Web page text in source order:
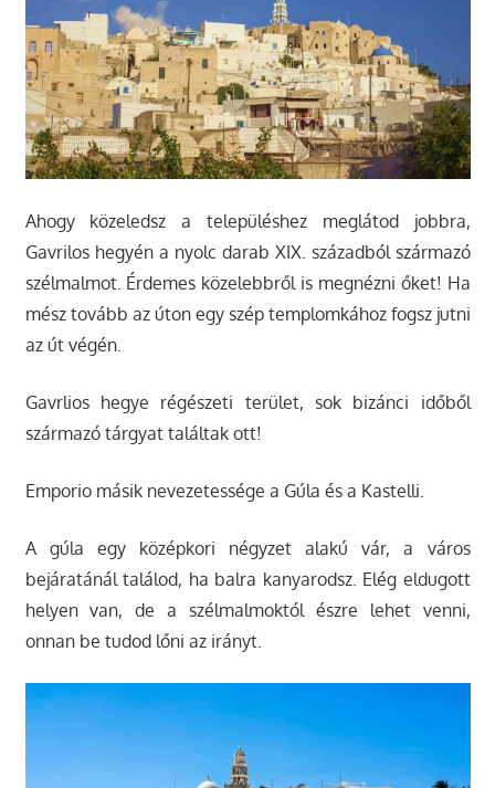
Ahogy közeledsz a településhez meglátod jobbra,
Gavrilos hegyén a nyolc darab XIX. századból származó
szélmalmot. Érdemes közelebbről is megnézni őket! Ha
mész tovább az úton egy szép templomkához fogsz jutni
az út végén.
Gavrlios hegye régészeti terület, sok bizánci időből
származó tárgyat találtak ott!
Emporio másik nevezetessége a Gúla és a Kastelli.
A gúla egy középkori négyzet alakú vár, a város
bejáratánál találod, ha balra kanyarodsz. Elég eldugott
helyen van, de a szélmalmoktól észre lehet venni,
onnan be tudod lőni az irányt.